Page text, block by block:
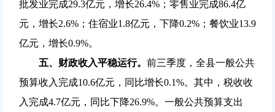
批发业完成29.3亿元，增长26.4%；零售业完成86.4亿
元，增长2.6%；住宿业1.8亿元，下降0.2%；餐饮业13.9
亿元，增长0.9%。
五、财政收入平稳运行。 前三季度，全县一般公共
预算收入完成10.6亿元，同比增长0.1%。其中，税收收
入完成4.7亿元，同比下降26.9%。一般公共预算支出